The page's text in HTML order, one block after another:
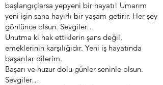
başlangıçlarsa yepyeni bir hayatı! Umarım
yeni işin sana hayırlı bir yaşam getirir. Her şey
gönlünce olsun. Sevgiler…
Unutma ki hak ettiklerin şans değil,
emeklerinin karşılığıdır. Yeni iş hayatında
başarılar dilerim.
Başarı ve huzur dolu günler seninle olsun.
Sevgiler…